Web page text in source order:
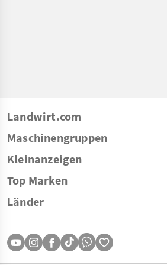
Landwirt.com
Maschinengruppen
Kleinanzeigen
Top Marken
Länder